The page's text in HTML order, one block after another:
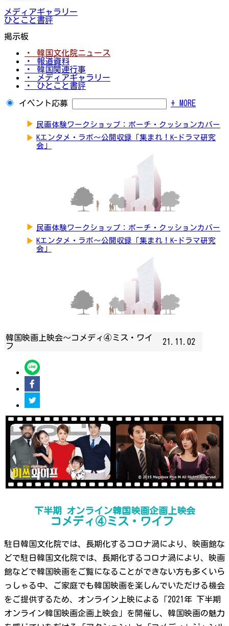
メディアギャラリー
ひとこと書評
掲示板
・ 韓国文化院ニュース
・ 報道資料
・ 韓国関連行事
・ メディアギャラリー
・ ひとこと書評
イベント応募 + MORE
▶ 民画体験ワークショップ：ポーチ・クッションカバー
▶ Kエンタメ・ラボ～公開収録「集まれ！K-ドラマ研究
会」
▶ 民画体験ワークショップ：ポーチ・クッションカバー
▶ Kエンタメ・ラボ～公開収録「集まれ！K-ドラマ研究
会」
韓国映画上映会〜コメディ④ミス・ワイ
フ
21.11.02
下半期 オンライン韓国映画企画上映会
コメディ④ミス・ワイフ
駐日韓国文化院では、長期化するコロナ渦により、映画館な
どで駐日韓国文化院では、長期化するコロナ渦により、映画
館などで韓国映画をご覧になることができない方も多くいら
っしゃる中、ご家庭でも韓国映画を楽しんでいただける機会
をご提供するため、オンライン上映による「2021年 下半期
オンライン韓国映画企画上映会」を開催し、韓国映画の魅力